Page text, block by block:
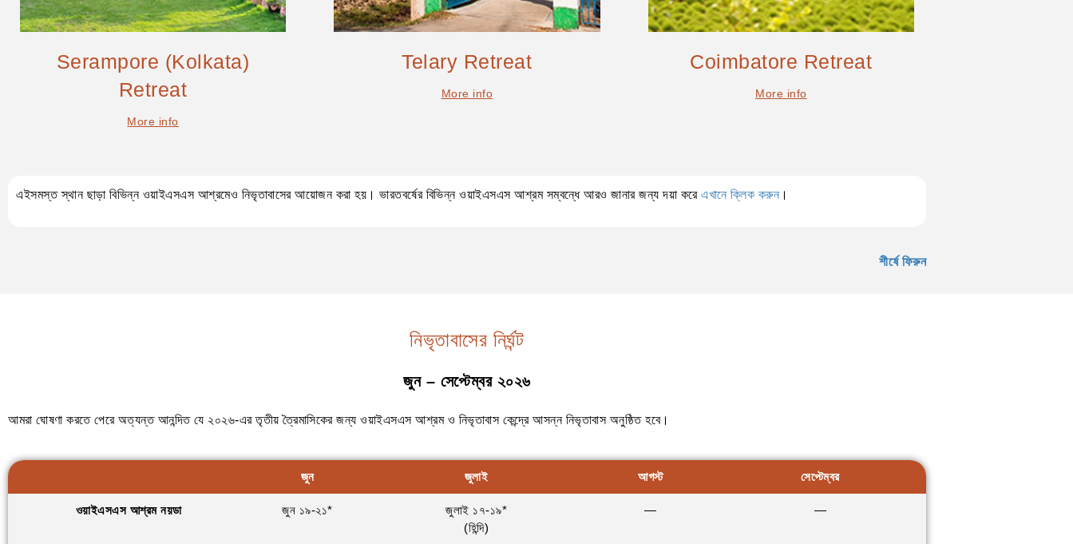
Serampore (Kolkata)
Retreat
More info
Telary Retreat
More info
Coimbatore Retreat
More info
এইসমস্ত স্থান ছাড়া বিভিন্ন ওয়াইএসএস আশ্রমেও নিভৃতাবাসের আয়োজন করা হয়। ভারতবর্ষের বিভিন্ন ওয়াইএসএস আশ্রম সম্বন্ধে আরও জানার জন্য দয়া করে এখানে ক্লিক করুন ।
শীর্ষে ফিরুন
নিভৃতাবাসের নির্ঘন্ট
জুন – সেপ্টেম্বর ২০২৬
আমরা ঘোষণা করতে পেরে অত্যন্ত আনন্দিত যে ২০২৬-এর তৃতীয় ত্রৈমাসিকের জন্য ওয়াইএসএস আশ্রম ও নিভৃতাবাস কেন্দ্রে আসন্ন নিভৃতাবাস অনুষ্ঠিত হবে।
জুন জুলাই আগস্ট সেপ্টেম্বর
ওয়াইএসএস আশ্রম নয়ডা জুন ১৯-২১*
জুলাই ১৭-১৯*
(হিন্দি)
— —